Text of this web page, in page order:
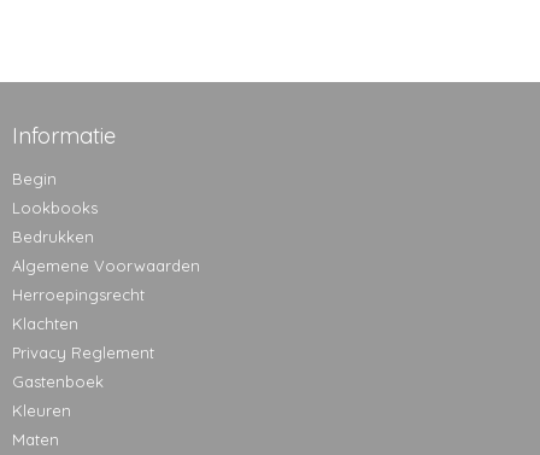
Informatie
Begin
Lookbooks
Bedrukken
Algemene Voorwaarden
Herroepingsrecht
Klachten
Privacy Reglement
Gastenboek
Kleuren
Maten